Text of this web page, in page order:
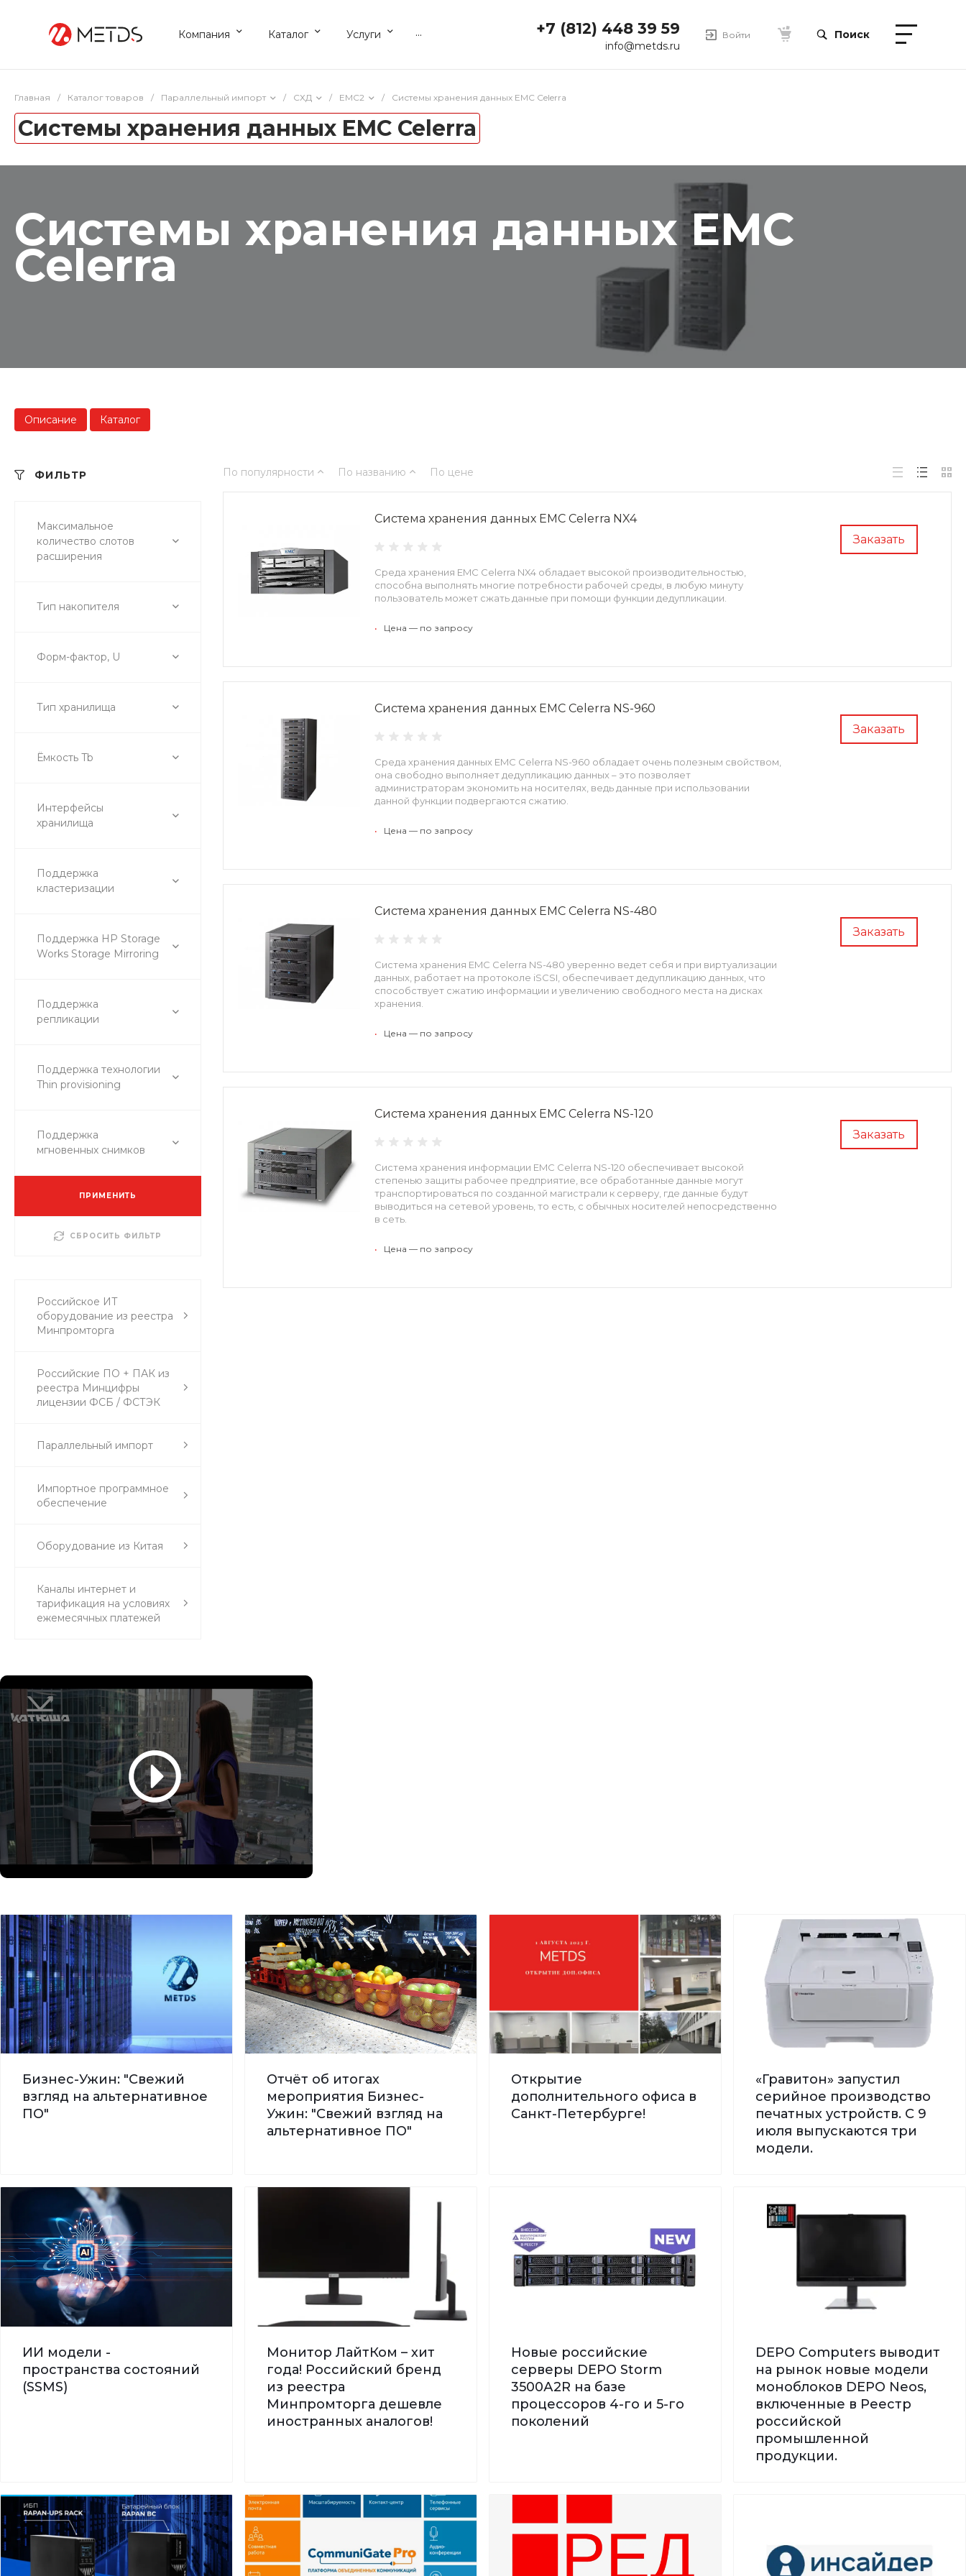
Компания Каталог Услуги ... +7 (812) 448 39 59
info@metds.ru
Войти Поиск
Главная / Каталог товаров / Параллельный импорт / СХД / EMC2 / Системы хранения данных EMC Celerra
Системы хранения данных EMC Celerra
Системы хранения данных EMC
Celerra
Описание Каталог
ФИЛЬТР
Максимальное
количество слотов
расширения
Тип накопителя
Форм-фактор, U
Тип хранилища
Ёмкость Tb
Интерфейсы
хранилища
Поддержка
кластеризации
Поддержка HP Storage
Works Storage Mirroring
Поддержка
репликации
Поддержка технологии
Thin provisioning
Поддержка
мгновенных снимков
ПРИМЕНИТЬ
СБРОСИТЬ ФИЛЬТР
Российское ИТ
оборудование из реестра
Минпромторга
Российские ПО + ПАК из
реестра Минцифры
лицензии ФСБ / ФСТЭК
Параллельный импорт
Импортное программное
обеспечение
Оборудование из Китая
Каналы интернет и
тарификация на условиях
ежемесячных платежей
По популярности По названию По цене
Заказать
Система хранения данных EMC Celerra NX4
Среда хранения EMC Celerra NX4 обладает высокой производительностью,
способна выполнять многие потребности рабочей среды, в любую минуту
пользователь может сжать данные при помощи функции дедупликации.
• Цена — по запросу
Заказать
Система хранения данных EMC Celerra NS-960
Среда хранения данных EMC Celerra NS-960 обладает очень полезным свойством,
она свободно выполняет дедупликацию данных – это позволяет
администраторам экономить на носителях, ведь данные при использовании
данной функции подвергаются сжатию.
• Цена — по запросу
Заказать
Система хранения данных EMC Celerra NS-480
Система хранения EMC Celerra NS-480 уверенно ведет себя и при виртуализации
данных, работает на протоколе iSCSI, обеспечивает дедупликацию данных, что
способствует сжатию информации и увеличению свободного места на дисках
хранения.
• Цена — по запросу
Заказать
Система хранения данных EMC Celerra NS-120
Система хранения информации EMC Celerra NS-120 обеспечивает высокой
степенью защиты рабочее предприятие, все обработанные данные могут
транспортироваться по созданной магистрали к серверу, где данные будут
выводиться на сетевой уровень, то есть, с обычных носителей непосредственно
в сеть.
• Цена — по запросу
Бизнес-Ужин: "Свежий
взгляд на альтернативное
ПО"
Отчёт об итогах
мероприятия Бизнес-
Ужин: "Свежий взгляд на
альтернативное ПО"
Открытие
дополнительного офиса в
Санкт-Петербурге!
«Гравитон» запустил
серийное производство
печатных устройств. С 9
июля выпускаются три
модели.
ИИ модели -
пространства состояний
(SSMS)
Монитор ЛайтКом – хит
года! Российский бренд
из реестра
Минпромторга дешевле
иностранных аналогов!
Новые российские
серверы DEPO Storm
3500А2R на базе
процессоров 4-го и 5-го
поколений
DEPO Computers выводит
на рынок новые модели
моноблоков DEPO Neos,
включенные в Реестр
российской
промышленной
продукции.